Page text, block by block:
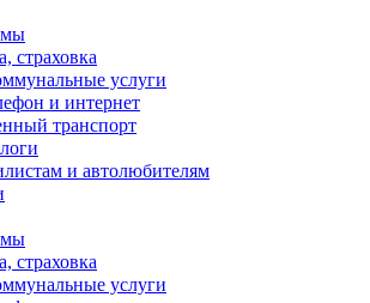
услуги
и интернет
транспорт
и автолюбителям
услуги